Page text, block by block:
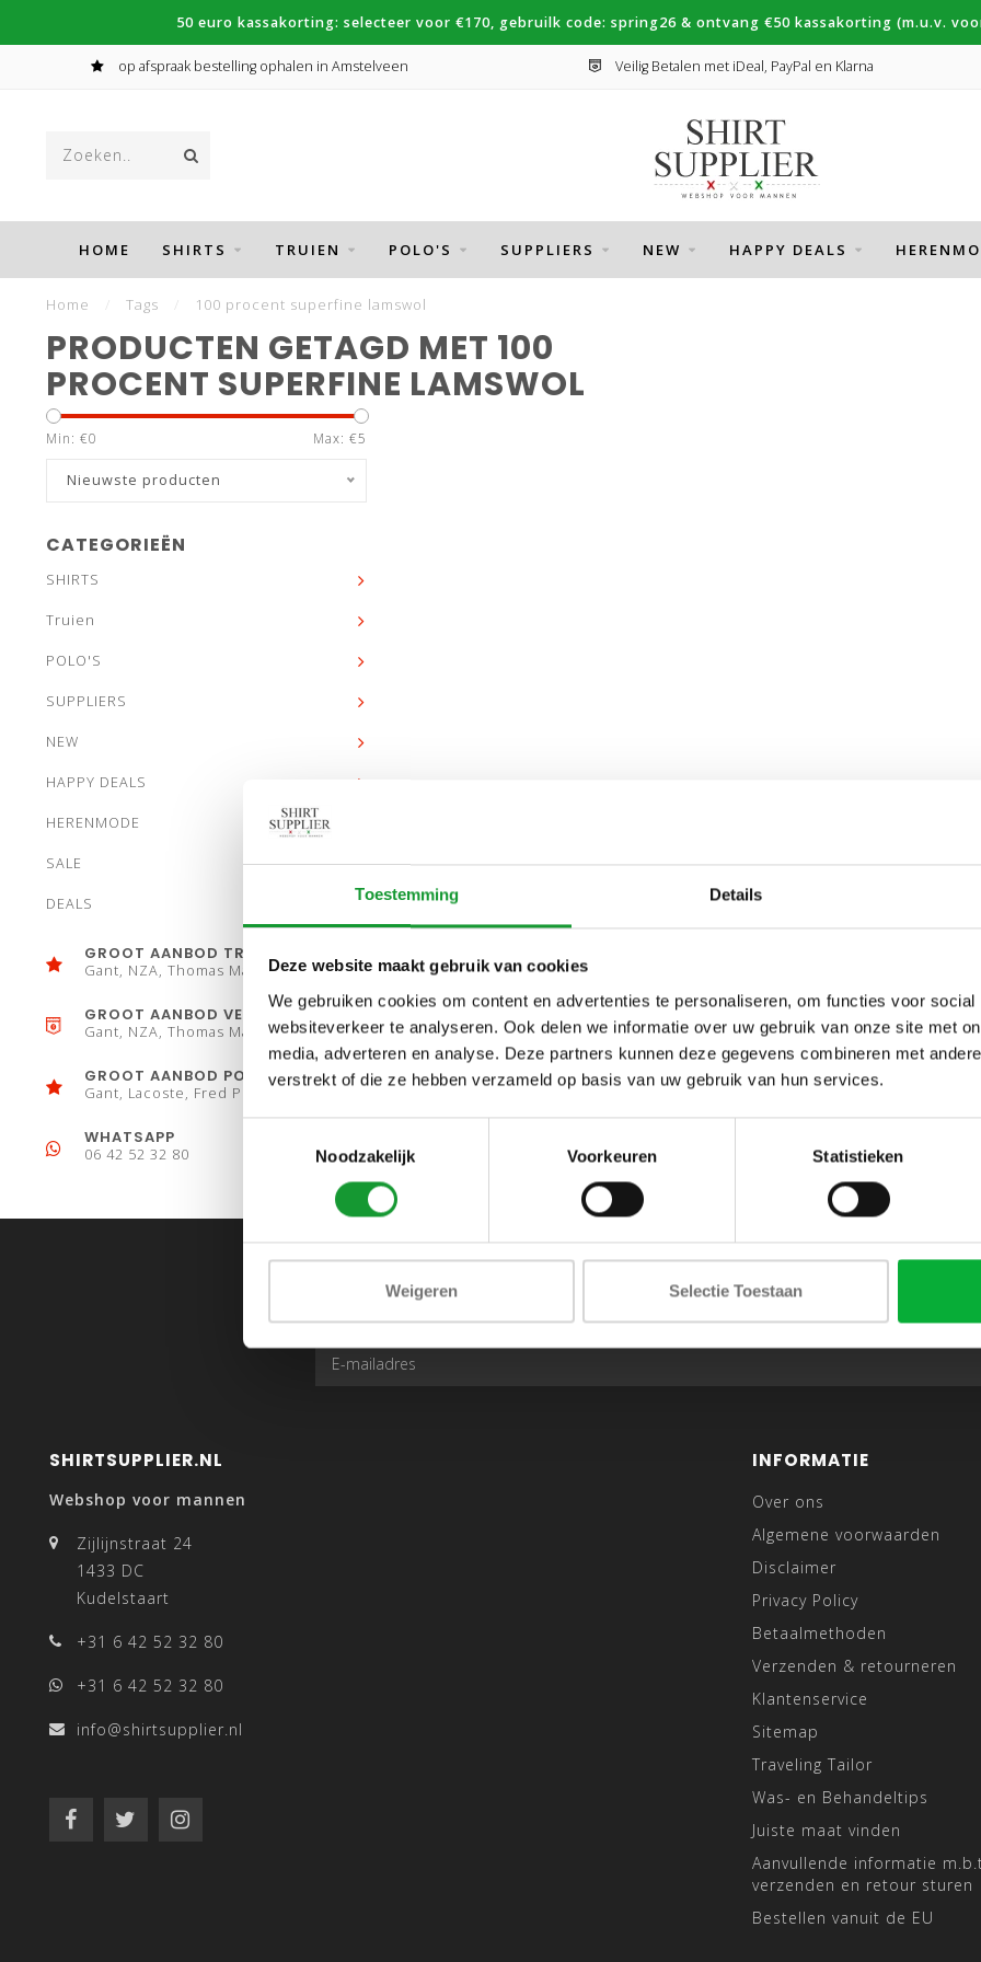
Toestemming Details
Deze website maakt gebruik van cookies
We gebruiken cookies om content en advertenties te personaliseren, om functies voor
websiteverkeer te analyseren. Ook delen we informatie over uw gebruik van onze site met
media, adverteren en analyse. Deze partners kunnen deze gegevens combineren met
verstrekt of die ze hebben verzameld op basis van uw gebruik van hun services.
Noodzakelijk
Voorkeuren Statistieken
Weigeren Selectie Toestaan
50 euro kassakorting: selecteer voor €170, gebruilk code: spring26 & ontvang €50 kassakorting (m.u.v.
op afspraak bestelling ophalen in Amstelveen Veilig Betalen met iDeal, PayPal en Klarna
HOME SHIRTS TRUIEN POLO'S SUPPLIERS NEW HAPPY DEALS
Home Tags 100 procent superfine lamswol
PRODUCTEN GETAGD MET 100
PROCENT SUPERFINE LAMSWOL
Min: €0 Max: €5
Nieuwste producten
CATEGORIEËN
SHIRTS
Truien
POLO'S
SUPPLIERS
NEW
HAPPY DEALS
HERENMODE
SALE
DEALS
GROOT AANBOD TRUIEN
Gant, NZA, Thomas Maine
GROOT AANBOD VESTEN
Gant, NZA, Thomas Maine
GROOT AANBOD POLO´S
Gant, Lacoste, Fred Perry
WHATSAPP
06 42 52 32 80
ABONNEER JE OP ONZE NIEUWSBRIEF
en blijf op de hoogte van onze acties en laatste collecties
SHIRTSUPPLIER.NL
Webshop voor mannen
Zijlijnstraat 24
1433 DC
Kudelstaart
+31 6 42 52 32 80
+31 6 42 52 32 80
info@shirtsupplier.nl
INFORMATIE
Over ons
Algemene voorwaarden
Disclaimer
Privacy Policy
Betaalmethoden
Verzenden & retourneren
Klantenservice
Sitemap
Traveling Tailor
Was- en Behandeltips
Juiste maat vinden
Aanvullende informatie
verzenden en retour sturen
Bestellen vanuit de EU